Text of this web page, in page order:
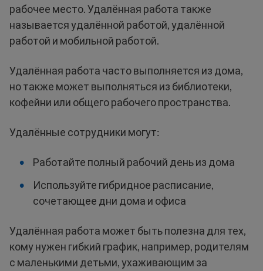
рабочее место. Удалённая работа также
называется удалённой работой, удалённой
работой и мобильной работой.
Удалённая работа часто выполняется из дома,
но также может выполняться из библиотеки,
кофейни или общего рабочего пространства.
Удалённые сотрудники могут:
Работайте полный рабочий день из дома
Используйте гибридное расписание,
сочетающее дни дома и офиса
Удалённая работа может быть полезна для тех,
кому нужен гибкий график, например, родителям
с маленькими детьми, ухаживающим за